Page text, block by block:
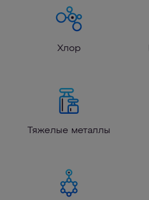
Хлор
Тяжелые металлы